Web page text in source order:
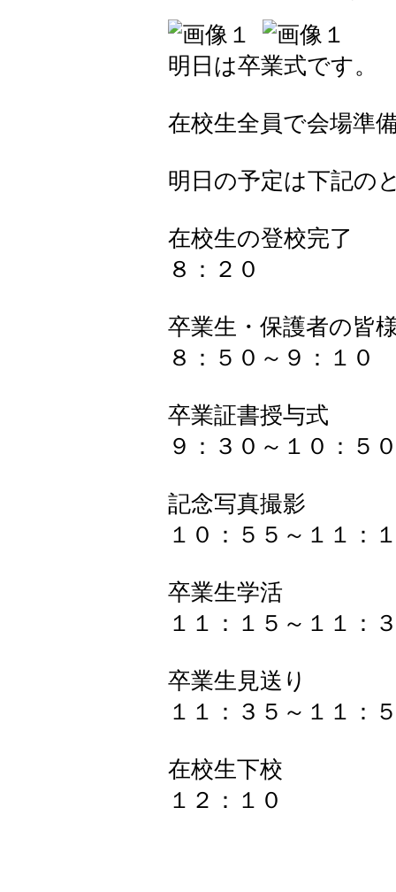
明日は卒業式です。
在校生全員で会場準
明日の予定は下記の
在校生の登校完了
８：２０
卒業生・保護者の皆
８：５０～９：１０
卒業証書授与式
９：３０～１０：５
記念写真撮影
１０：５５～１１：
卒業生学活
１１：１５～１１：
卒業生見送り
１１：３５～１１：
在校生下校
１２：１０